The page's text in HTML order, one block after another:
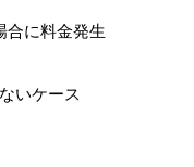
合に料金発生
いケース